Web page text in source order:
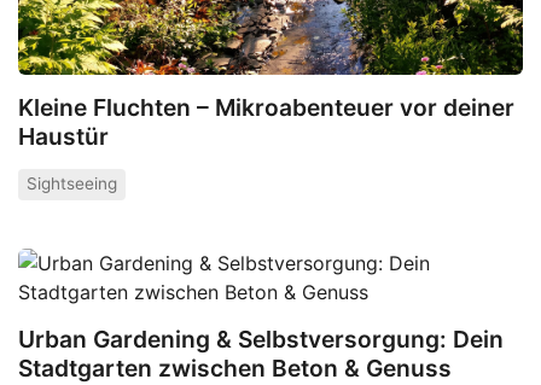
Kleine Fluchten – Mikroabenteuer vor deiner
Haustür
Sightseeing
Urban Gardening & Selbstversorgung: Dein
Stadtgarten zwischen Beton & Genuss